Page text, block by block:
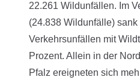
22.261 Wildunfällen. Im
(24.838 Wildunfälle)
Verkehrsunfällen mit
Prozent. Allein in der
Pfalz ereigneten sich